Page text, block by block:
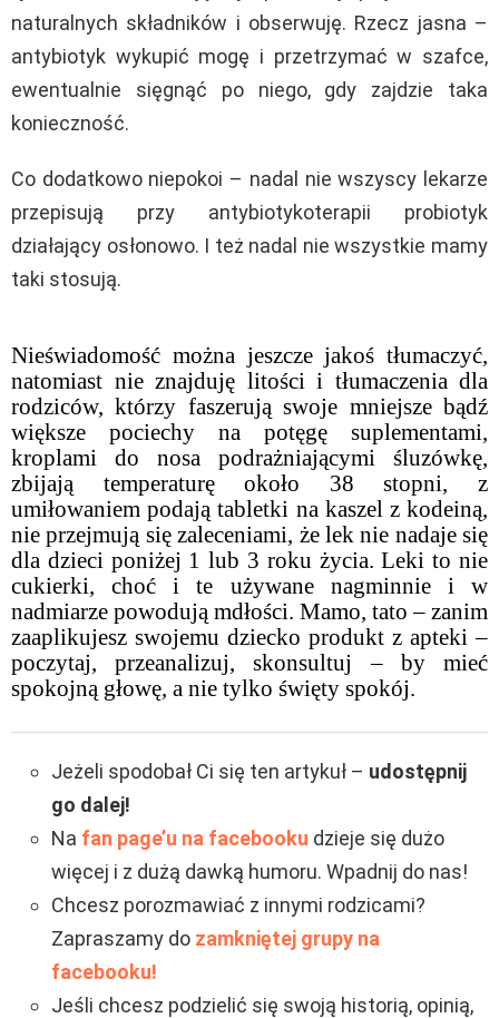
naturalnych składników i obserwuję. Rzecz jasna –
antybiotyk wykupić mogę i przetrzymać w szafce,
ewentualnie sięgnąć po niego, gdy zajdzie taka
konieczność.
Co dodatkowo niepokoi – nadal nie wszyscy lekarze
przepisują przy antybiotykoterapii probiotyk
działający osłonowo. I też nadal nie wszystkie mamy
taki stosują.
Nieświadomość można jeszcze jakoś tłumaczyć,
natomiast nie znajduję litości i tłumaczenia dla
rodziców, którzy faszerują swoje mniejsze bądź
większe pociechy na potęgę suplementami,
kroplami do nosa podrażniającymi śluzówkę,
zbijają temperaturę około 38 stopni, z
umiłowaniem podają tabletki na kaszel z kodeiną,
nie przejmują się zaleceniami, że lek nie nadaje się
dla dzieci poniżej 1 lub 3 roku życia. Leki to nie
cukierki, choć i te używane nagminnie i w
nadmiarze powodują mdłości. Mamo, tato – zanim
zaaplikujesz swojemu dziecko produkt z apteki –
poczytaj, przeanalizuj, skonsultuj – by mieć
spokojną głowę, a nie tylko święty spokój.
Jeżeli spodobał Ci się ten artykuł – udostępnij
go dalej!
Na fan page’u na facebooku dzieje się dużo
więcej i z dużą dawką humoru. Wpadnij do nas!
Chcesz porozmawiać z innymi rodzicami?
Zapraszamy do zamkniętej grupy na
facebooku!
Jeśli chcesz podzielić się swoją historią, opinią,